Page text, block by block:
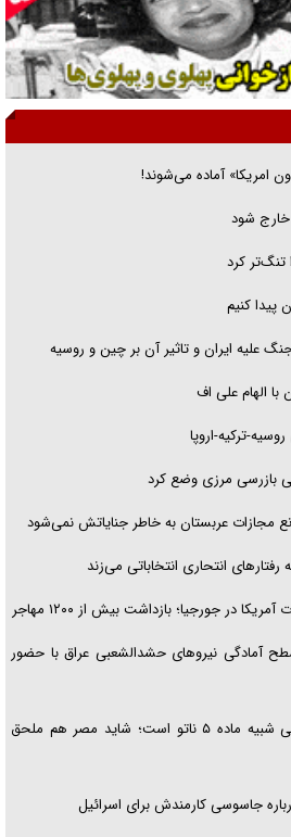
مخالفان مکانت معنوی رهبر شهید را
امریکا» آماده می‌شوند!
خارج شود
تنگ‌تر کرد
پیدا کنیم
علیه ایران و تاثیر آن بر چین و روسیه
الهام علی اف
ترکیه-اروپا
بازرسی مرزی وضع کرد
مجازات عربستان به خاطر جنایاتش نمی‌شود
انتحاری انتخاباتی می‌زند
در جورجیا؛ بازداشت بیش از ۱۲۰۰ مهاجر
آمادگی نیرو‌های حشدالشعبی عراق با حضور
فیدان: توافق مکه از نظر فنی شبیه ماده ۵ ناتو است؛ شاید مصر هم ملحق
جاسوسی کارمندش برای اسرائیل